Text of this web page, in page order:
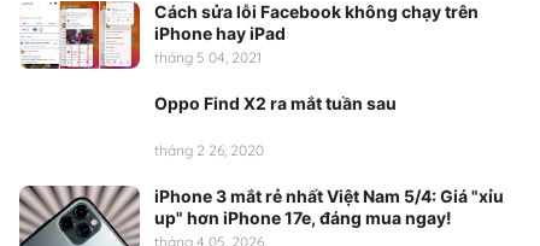
Cách sửa lỗi Facebook không chạy trên
iPhone hay iPad
tháng 5 04, 2021
Oppo Find X2 ra mắt tuần sau
tháng 2 26, 2020
iPhone 3 mắt rẻ nhất Việt Nam 5/4: Giá "xỉu
up" hơn iPhone 17e, đáng mua ngay!
tháng 4 05, 2026